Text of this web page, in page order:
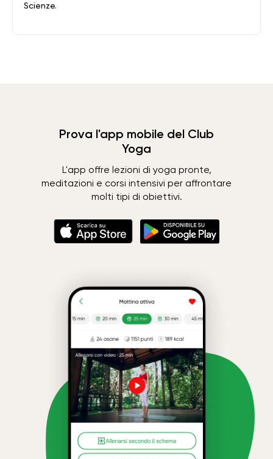
Scienze.
Prova l'app mobile del Club
Yoga
L'app offre lezioni di yoga pronte,
meditazioni e corsi intensivi per affrontare
molti tipi di obiettivi.